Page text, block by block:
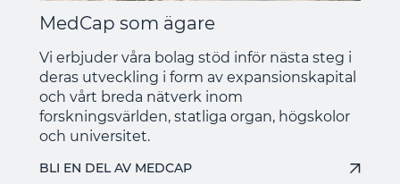
MedCap som ägare
Vi erbjuder våra bolag stöd inför nästa steg i
deras utveckling i form av expansionskapital
och vårt breda nätverk inom
forskningsvärlden, statliga organ, högskolor
och universitet.
BLI EN DEL AV MEDCAP